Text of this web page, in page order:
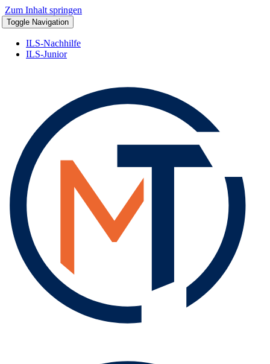
Zum Inhalt springen
Toggle Navigation
ILS-Nachhilfe
ILS-Junior